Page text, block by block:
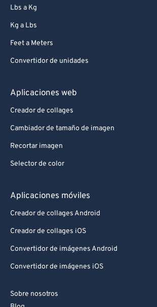
Lbs a Kg
Kg a Lbs
Feet a Meters
Convertidor de unidades
Aplicaciones web
Creador de collages
Cambiador de tamaño de imagen
Recortar imagen
Selector de color
Aplicaciones móviles
Creador de collages Android
Creador de collages iOS
Convertidor de imágenes Android
Convertidor de imágenes iOS
Sobre nosotros